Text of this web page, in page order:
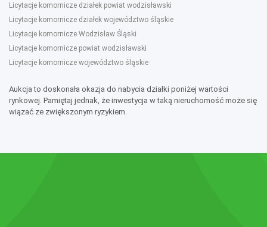
Licytacje komornicze działek powiat wodzisławski
Licytacje komornicze działek województwo śląskie
Licytacje komornicze Wodzisław Śląski
Licytacje komornicze powiat wodzisławski
Licytacje komornicze województwo śląskie
Aukcja to doskonała okazja do nabycia działki poniżej wartości
rynkowej. Pamiętaj jednak, że inwestycja w taką nieruchomość może się
wiązać ze zwiększonym ryzykiem.